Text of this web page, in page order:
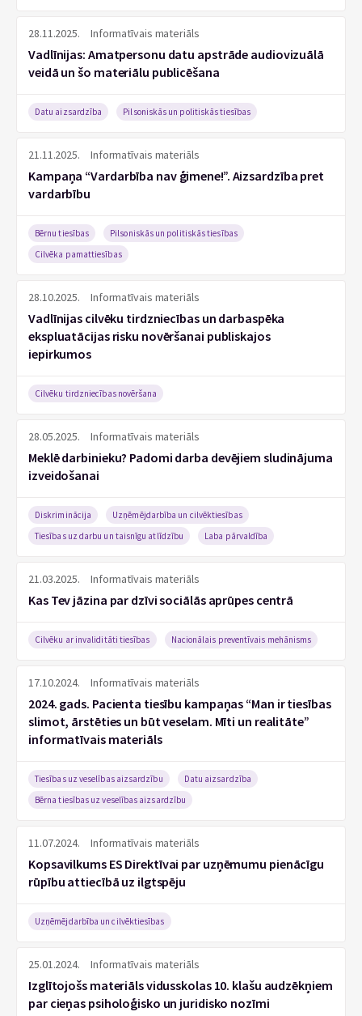
28.11.2025. Informatīvais materiāls
Vadlīnijas: Amatpersonu datu apstrāde audiovizuālā
veidā un šo materiālu publicēšana
Datu aizsardzība Pilsoniskās un politiskās tiesības
21.11.2025. Informatīvais materiāls
Kampaņa “Vardarbība nav ģimene!”. Aizsardzība pret
vardarbību
Bērnu tiesības
Pilsoniskās un politiskās tiesības
Cilvēka pamattiesības
28.10.2025. Informatīvais materiāls
Vadlīnijas cilvēku tirdzniecības un darbaspēka
ekspluatācijas risku novēršanai publiskajos
iepirkumos
Cilvēku tirdzniecības novēršana
28.05.2025. Informatīvais materiāls
Meklē darbinieku? Padomi darba devējiem sludinājuma
izveidošanai
Diskriminācija
Uzņēmējdarbība un cilvēktiesības
Tiesības uz darbu un taisnīgu atlīdzību
Laba pārvaldība
21.03.2025. Informatīvais materiāls
Kas Tev jāzina par dzīvi sociālās aprūpes centrā
Cilvēku ar invaliditāti tiesības Nacionālais preventīvais mehānisms
17.10.2024. Informatīvais materiāls
2024. gads. Pacienta tiesību kampaņas “Man ir tiesības
slimot, ārstēties un būt veselam. Mīti un realitāte”
informatīvais materiāls
Tiesības uz veselības aizsardzību
Datu aizsardzība
Bērna tiesības uz veselības aizsardzību
11.07.2024. Informatīvais materiāls
Kopsavilkums ES Direktīvai par uzņēmumu pienācīgu
rūpību attiecībā uz ilgtspēju
Uzņēmējdarbība un cilvēktiesības
25.01.2024. Informatīvais materiāls
Izglītojošs materiāls vidusskolas 10. klašu audzēkņiem
par cieņas psiholoģisko un juridisko nozīmi